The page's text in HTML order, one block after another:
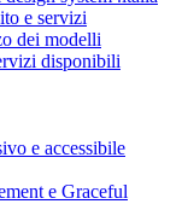
e servizi
dei modelli
disponibili
e accessibile
e Graceful